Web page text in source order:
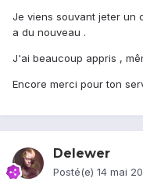
Je viens souvant jeter un
a du nouveau .
J'ai beaucoup appris ,
Encore merci pour ton
Delewer
Posté(e) 14 mai